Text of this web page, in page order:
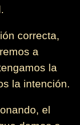
correcta,
a
la
la intención.
el